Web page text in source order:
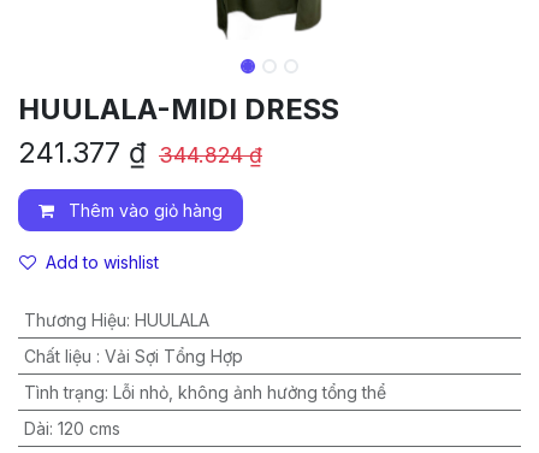
HUULALA-MIDI DRESS
241.377 ₫ 344.824₫
Thêm vào giỏ hàng
Add to wishlist
Thương Hiệu: HUULALA
Chất liệu : Vải Sợi Tổng Hợp
Tình trạng: Lỗi nhỏ, không ảnh hưởng tổng thể
Dài: 120 cms